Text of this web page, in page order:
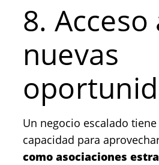
8. Acceso
nuevas
Un negocio escalado
capacidad para
como asociaciones